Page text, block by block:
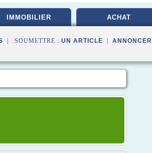
IMMOBILIER ACHAT
| SOUMETTRE : UN ARTICLE ANNONCER